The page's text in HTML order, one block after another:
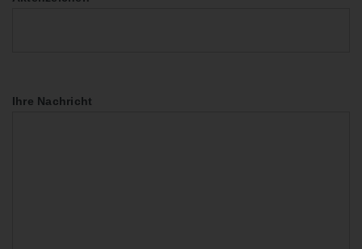
Ihre Nachricht